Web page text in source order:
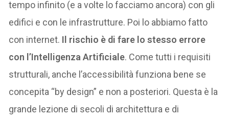
tempo infinito (e a volte lo facciamo ancora) con gli
edifici e con le infrastrutture. Poi lo abbiamo fatto
con internet. Il rischio è di fare lo stesso errore
con l’Intelligenza Artificiale. Come tutti i requisiti
strutturali, anche l’accessibilità funziona bene se
concepita “by design” e non a posteriori. Questa è la
grande lezione di secoli di architettura e di